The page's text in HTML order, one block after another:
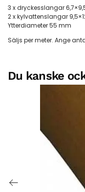
3 x dryckesslangar
2 x kylvattenslangar
Ytterdiameter 55 mm
Säljs per meter. Ange
Du kanske